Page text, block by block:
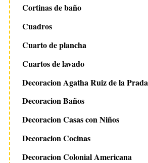
Cortinas de baño
Cuadros
Cuarto de plancha
Cuartos de lavado
Decoracion Agatha Ruiz de la Prada
Decoracion Baños
Decoracion Casas con Niños
Decoracion Cocinas
Decoracion Colonial Americana